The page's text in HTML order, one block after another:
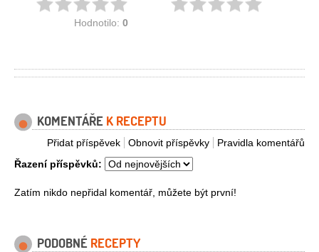
Hodnotilo: 0
KOMENTÁŘE K RECEPTU
Pravidla komentářů
Obnovit příspěvky
Přidat příspěvek
Řazení příspěvků:
Zatím nikdo nepřidal komentář, můžete být první!
PODOBNÉ RECEPTY